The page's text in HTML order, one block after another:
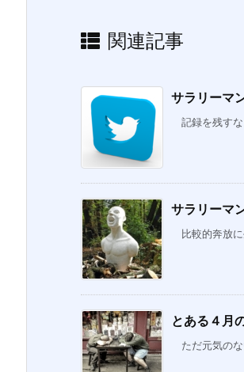
関連記事
サラリーマ
記録を残す
サラリーマ
比較的奔放に
とある４月
ただ元気の